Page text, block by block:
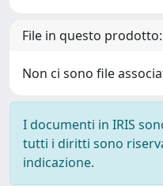
File in questo prodotto:
Non ci sono file
I documenti in IRIS
tutti i diritti sono
indicazione.